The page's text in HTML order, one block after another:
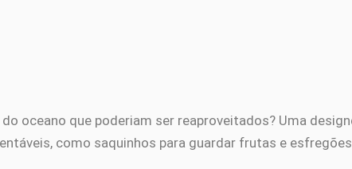
oceano que poderiam ser reaproveitados? Uma
como saquinhos para guardar frutas e